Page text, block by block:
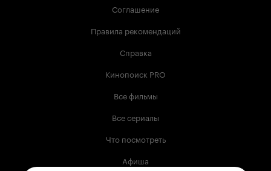
Соглашение
Правила рекомендаций
Справка
Кинопоиск PRO
Все фильмы
Все сериалы
Что посмотреть
Афиша